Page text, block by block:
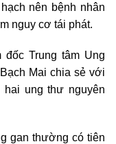
nên bệnh nhân
nguy cơ tái phát.
đốc Trung tâm Ung
Mai chia sẻ với
ung thư nguyên
gan thường có tiên